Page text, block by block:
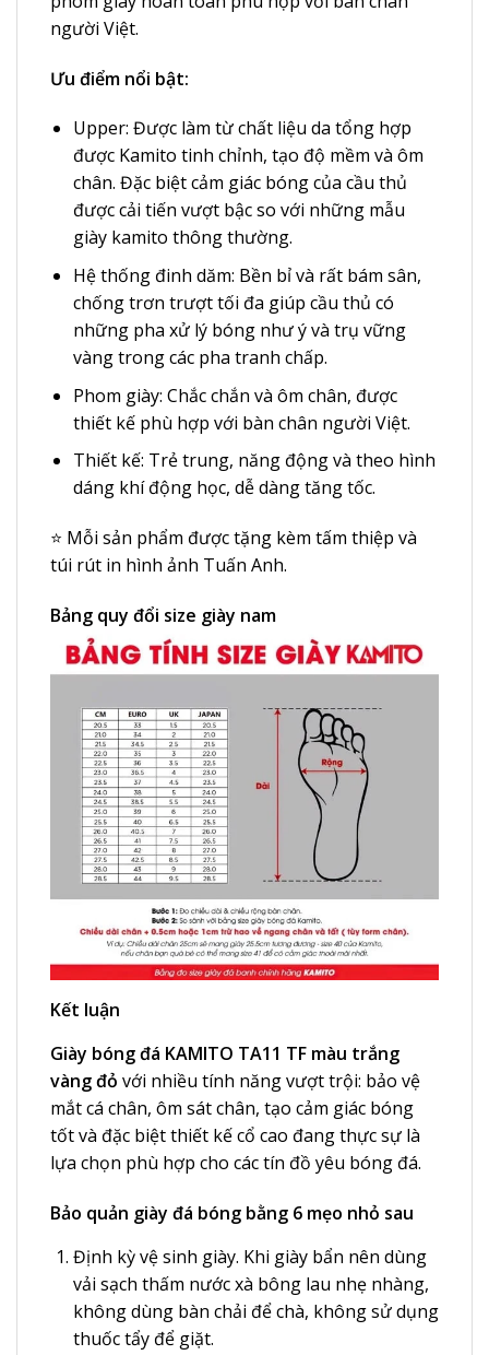
người Việt.
Ưu điểm nổi bật:
Upper: Được làm từ chất liệu da tổng hợp
được Kamito tinh chỉnh, tạo độ mềm và ôm
chân. Đặc biệt cảm giác bóng của cầu thủ
được cải tiến vượt bậc so với những mẫu
giày kamito thông thường.
Hệ thống đinh dăm: Bền bỉ và rất bám sân,
chống trơn trượt tối đa giúp cầu thủ có
những pha xử lý bóng như ý và trụ vững
vàng trong các pha tranh chấp.
Phom giày: Chắc chắn và ôm chân, được
thiết kế phù hợp với bàn chân người Việt.
Thiết kế: Trẻ trung, năng động và theo hình
dáng khí động học, dễ dàng tăng tốc.
⭐️ Mỗi sản phẩm được tặng kèm tấm thiệp và
túi rút in hình ảnh Tuấn Anh.
Bảng quy đổi size giày nam
Kết luận
Giày bóng đá KAMITO TA11 TF màu trắng
vàng đỏ với nhiều tính năng vượt trội: bảo vệ
mắt cá chân, ôm sát chân, tạo cảm giác bóng
tốt và đặc biệt thiết kế cổ cao đang thực sự là
lựa chọn phù hợp cho các tín đồ yêu bóng đá.
Bảo quản giày đá bóng bằng 6 mẹo nhỏ sau
Định kỳ vệ sinh giày. Khi giày bẩn nên dùng
vải sạch thấm nước xà bông lau nhẹ nhàng,
không dùng bàn chải để chà, không sử dụng
thuốc tẩy để giặt.